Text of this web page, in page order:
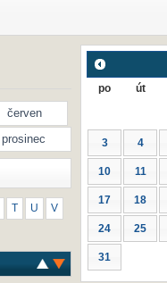
červen
prosinec
T U V
po út
3 4
10 11
17 18
24 25
31